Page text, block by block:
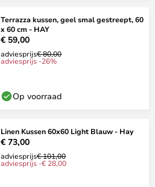
Terrazza kussen, geel smal gestreept, 60
x 60 cm - HAY
€ 59,00
adviesprijs€ 80,00
adviesprijs -26%
Op voorraad
Linen Kussen 60x60 Light Blauw - Hay
€ 73,00
adviesprijs€ 101,00
adviesprijs -€ 28,00